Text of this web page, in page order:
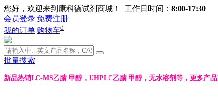
您好，欢迎来到康科德试剂商城！ 工作日时间： 8:00-17:30
会员登录 免费注册
我的订单 购物车0
批量搜索
新品热销LC-MS乙腈 甲醇，UHPLC乙腈 甲醇，无水溶剂等，更多产品